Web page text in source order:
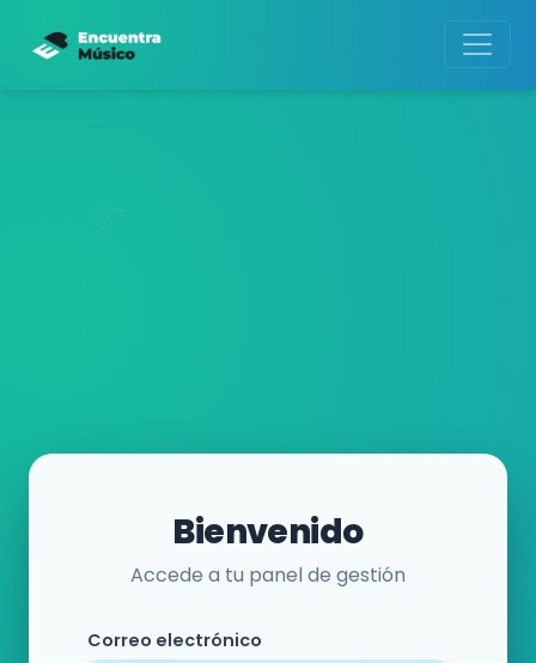
Bienvenido
Accede a tu panel de gestión
Correo electrónico